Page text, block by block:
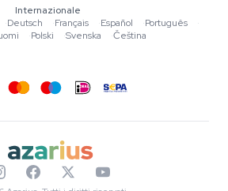
Internazionale
·Deutsch ·Français ·Español ·Português
·
·Polski ·Svenska ·Čeština